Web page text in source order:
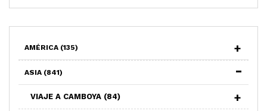
AMÉRICA (135)
ASIA (841)
VIAJE A CAMBOYA (84)